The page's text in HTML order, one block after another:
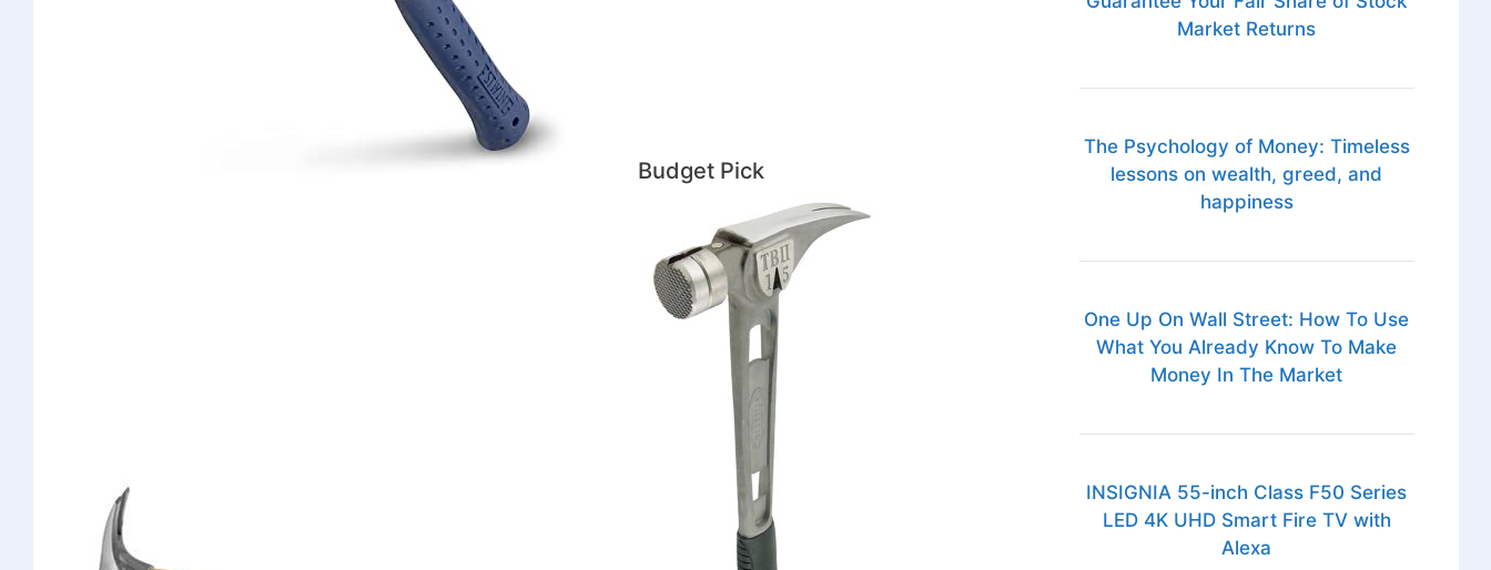
Budget Pick
Market Returns
The Psychology of Money: Timeless
lessons on wealth, greed, and
happiness
One Up On Wall Street: How To Use
What You Already Know To Make
Money In The Market
INSIGNIA 55-inch Class F50 Series
LED 4K UHD Smart Fire TV with
Alexa